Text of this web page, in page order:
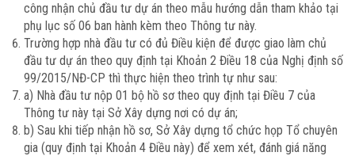
công nhận chủ đầu tư dự án theo mẫu hướng dẫn tham khảo tại
phụ lục số 06 ban hành kèm theo Thông tư này.
Trường hợp nhà đầu tư có đủ Điều kiện để được giao làm chủ
đầu tư dự án theo quy định tại Khoản 2 Điều 18 của Nghị định số
99/2015/NĐ-CP thì thực hiện theo trình tự như sau:
a) Nhà đầu tư nộp 01 bộ hồ sơ theo quy định tại Điều 7 của
Thông tư này tại Sở Xây dựng nơi có dự án;
b) Sau khi tiếp nhận hồ sơ, Sở Xây dựng tổ chức họp Tổ chuyên
gia (quy định tại Khoản 4 Điều này) để xem xét, đánh giá năng